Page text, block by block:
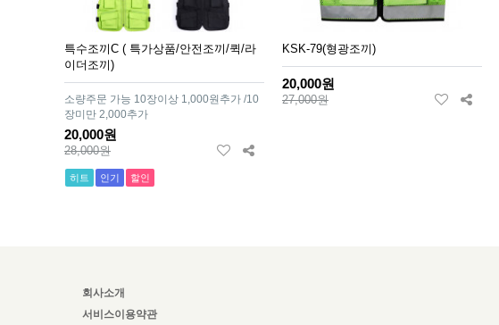
특수조끼C ( 특가상품/안전조끼/퀵/라
이더조끼)
소량주문 가능 10장이상 1,000원추가 /10
장미만 2,000추가
20,000원
28,000원
히트 인기 할인
KSK-79(형광조끼)
20,000원
27,000원
회사소개
서비스이용약관